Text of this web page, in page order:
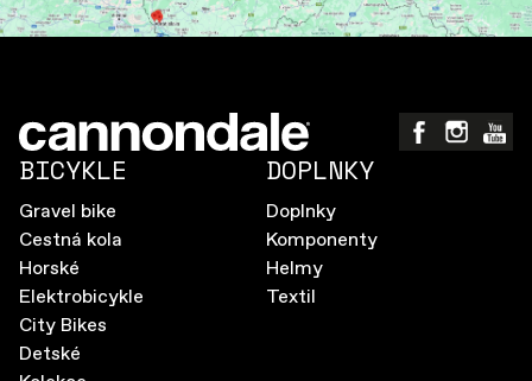
BICYKLE
Gravel bike
Cestná kola
Horské
Elektrobicykle
City Bikes
Detské
DOPLNKY
Doplnky
Komponenty
Helmy
Textil